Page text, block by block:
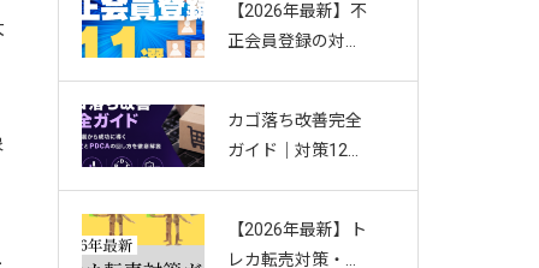
【2026年最新】不
正会員登録の対策
アドを防ぐお悩み
別ガイド
カゴ落ち改善完全
ガイド｜対策12選
回し方を徹底解説
【2026年最新】ト
レカ転売対策・完